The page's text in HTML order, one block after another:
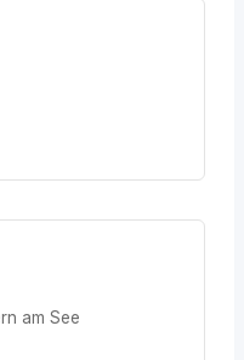
am See